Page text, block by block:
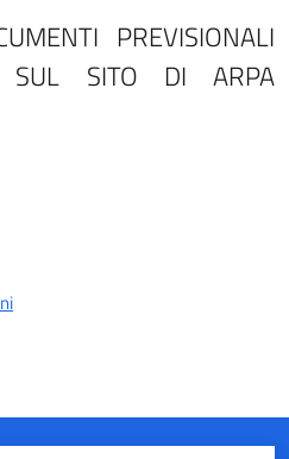
PREVISIONALI
SUL SITO DI ARPA